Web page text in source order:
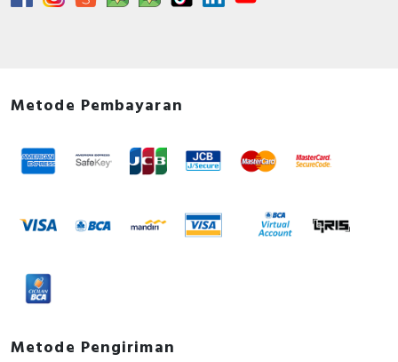
Metode Pembayaran
Metode Pengiriman